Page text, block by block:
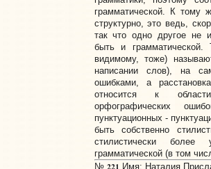
грамматической. К тому
структурно, это ведь,
так что одно другое не
быть и
видимому, тоже)
написании слов), на
ошибками, а
относится к
орфографических
пунктуационных -
быть собственно
стилистически
грамматической (в том
№
Имя: Наталия